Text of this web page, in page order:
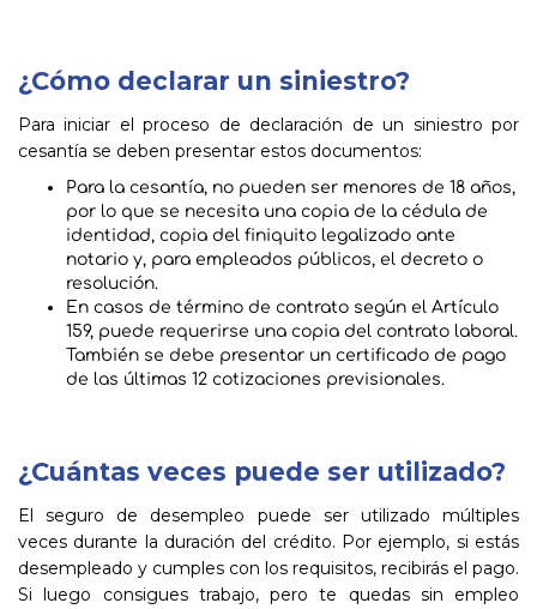
¿Cómo declarar un siniestro?
Para iniciar el proceso de declaración de un siniestro por
cesantía se deben presentar estos documentos:
Para la cesantía, no pueden ser menores de 18 años,
por lo que se necesita una copia de la cédula de
identidad, copia del finiquito legalizado ante
notario y, para empleados públicos, el decreto o
resolución.
En casos de término de contrato según el Artículo
159, puede requerirse una copia del contrato laboral.
También se debe presentar un certificado de pago
de las últimas 12 cotizaciones previsionales.
¿Cuántas veces puede ser utilizado?
El seguro de desempleo puede ser utilizado múltiples
veces durante la duración del crédito. Por ejemplo, si estás
desempleado y cumples con los requisitos, recibirás el pago.
Si luego consigues trabajo, pero te quedas sin empleo